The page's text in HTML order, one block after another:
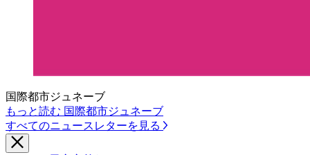
国際都市ジュネーブ
もっと読む 国際都市ジュネーブ
すべてのニュースレターを見る